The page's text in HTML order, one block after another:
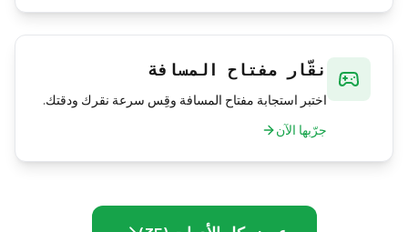
نقّار مفتاح المسافة
اختبر استجابة مفتاح المسافة وقِس سرعة نقرك ودقتك.
جرّبها الآن